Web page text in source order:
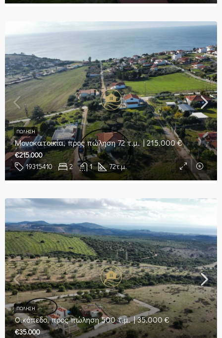
Μονοκατοικία, προς πώληση 72 τ.μ. | 215.000 €
19315410 2 1 72τ.μ.
€215.000
ΠΏΛΗΣΗ
Οικόπεδο, προς πώληση 500 τ.μ. | 35.000 €
€35.000
ΠΏΛΗΣΗ